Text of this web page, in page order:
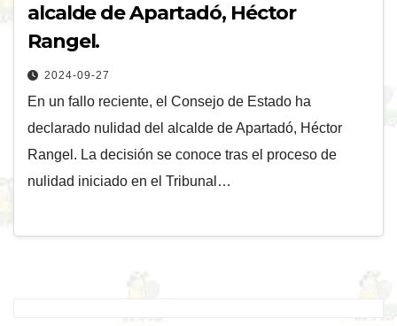
alcalde de Apartadó, Héctor
Rangel.
2024-09-27
En un fallo reciente, el Consejo de Estado ha
declarado nulidad del alcalde de Apartadó, Héctor
Rangel. La decisión se conoce tras el proceso de
nulidad iniciado en el Tribunal…